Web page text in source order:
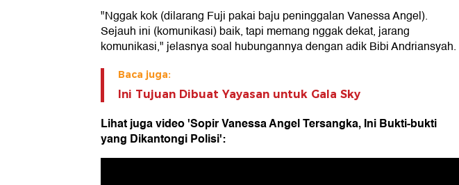
"Nggak kok (dilarang Fuji pakai baju peninggalan Vanessa Angel).
Sejauh ini (komunikasi) baik, tapi memang nggak dekat, jarang
komunikasi," jelasnya soal hubungannya dengan adik Bibi Andriansyah.
Baca juga:
Ini Tujuan Dibuat Yayasan untuk Gala Sky
Lihat juga video 'Sopir Vanessa Angel Tersangka, Ini Bukti-bukti
yang Dikantongi Polisi':